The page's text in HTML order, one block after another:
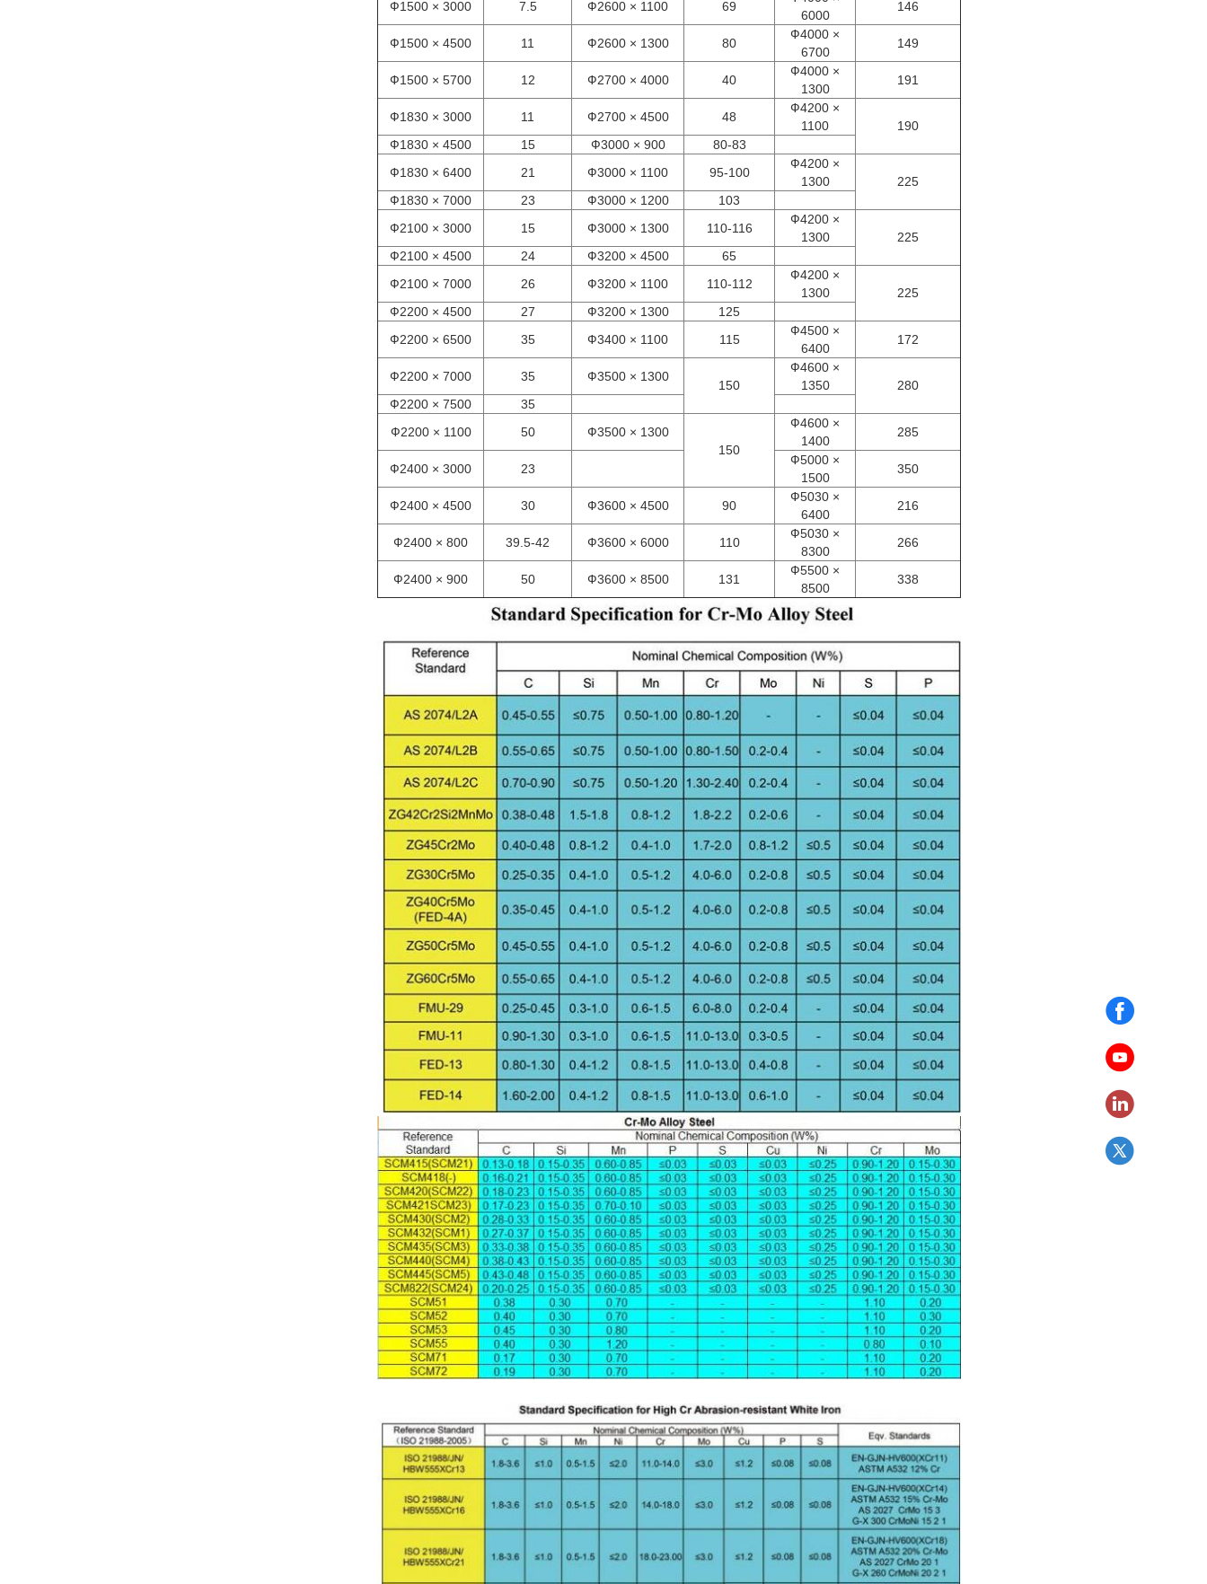
Ф1500 × 3000 7.5 Ф2600 × 1100 69
6000
146
Ф1500 × 4500 11 Ф2600 × 1300 80
Ф4000 ×
6700
149
Ф1500 × 5700 12 Ф2700 × 4000 40
Ф4000 ×
1300
191
Ф1830 × 3000 11 Ф2700 × 4500 48
Ф4200 ×
1100
190
Ф1830 × 4500
15 Ф3000 × 900
80-83
Ф1830 × 6400
21 Ф3000 × 1100 95-100
Ф4200 ×
1300
225
Ф1830 × 7000
23 Ф3000 × 1200
103
Ф2100 × 3000
15 Ф3000 × 1300 110-116
Ф4200 ×
1300
225
Ф2100 × 4500
24 Ф3200 × 4500
65
Ф2100 × 7000
26 Ф3200 × 1100 110-112
Ф4200 ×
1300
225
Ф2200 × 4500
27 Ф3200 × 1300
125
Ф2200 × 6500
35 Ф3400 × 1100 115
Ф4500 ×
6400
172
Ф2200 × 7000 35 Ф3500 × 1300
150
Ф4600 ×
1350
280
Ф2200 × 7500
35
Ф2200 × 1100
50
Ф3500 × 1300
150
Ф4600 ×
1400
285
Ф2400 × 3000 23
Ф5000 ×
1500
350
Ф2400 × 4500 30 Ф3600 × 4500 90
Ф5030 ×
6400
216
Ф2400 × 800 39.5-42 Ф3600 × 6000 110
Ф5030 ×
8300
266
Ф2400 × 900 50 Ф3600 × 8500 131
Ф5500 ×
8500
338